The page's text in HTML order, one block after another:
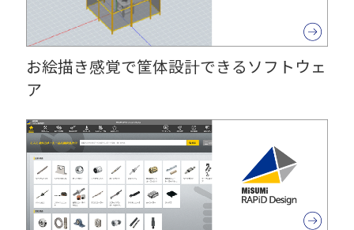
お絵描き感覚で筐体設計できるソフトウェ
ア